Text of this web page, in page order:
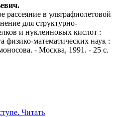
рассеяние в ультрафиолетовой
для структурно-
и нуклеиновых кислот :
физико-математических наук :
- Москва, 1991. - 25 с.
Читать